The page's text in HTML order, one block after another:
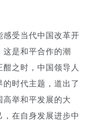
感受当代中国改革开
这是和平合作的潮
之时，中国领导人
时代主题，道出了
举和平发展的大
在自身发展进步中